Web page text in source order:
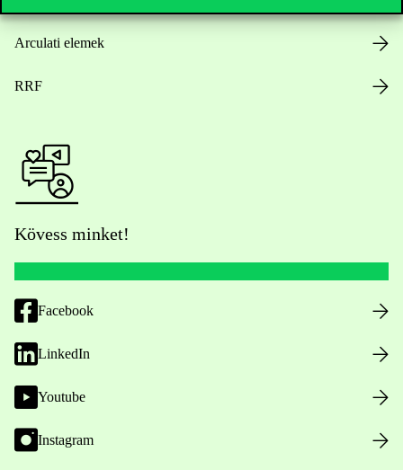
Arculati elemek
RRF
Kövess minket!
Facebook
LinkedIn
Youtube
Instagram